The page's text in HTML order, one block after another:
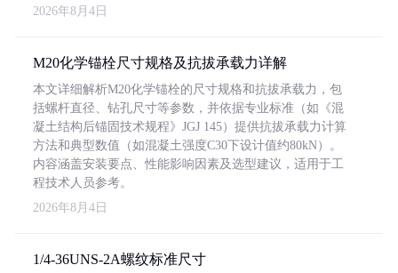
2026年8月4日
M20化学锚栓尺寸规格及抗拔承载力详解
本文详细解析M20化学锚栓的尺寸规格和抗拔承载力，包
括螺杆直径、钻孔尺寸等参数，并依据专业标准（如《混
凝土结构后锚固技术规程》JGJ 145）提供抗拔承载力计算
方法和典型数值（如混凝土强度C30下设计值约80kN）。
内容涵盖安装要点、性能影响因素及选型建议，适用于工
程技术人员参考。
2026年8月4日
1/4-36UNS-2A螺纹标准尺寸